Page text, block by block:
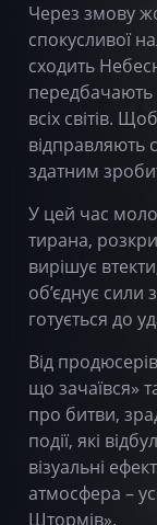
Через змову
спокусливої
сходить
передбачають
всіх світів.
відправляють
здатним
У цей час
тирана,
вирішує
об’єднує сили
готується до
Від
що зачаївся»
про битви,
події, які
візуальні
атмосфера –
Штормів».